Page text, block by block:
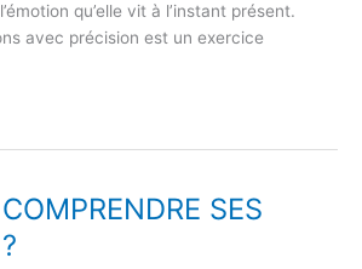
qu’elle vit à l’instant présent.
avec précision est un exercice
SES